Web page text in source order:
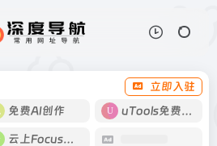
立即入驻
免费AI创作 uTools免费工具箱
云上Focus接码